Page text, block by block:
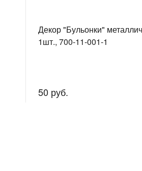
Декор "Бульонки"
1шт., 700-11-001-1
50 руб.